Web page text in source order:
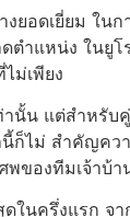
งยอดเยี่ยม ใ
าแหน่ง ในยูโ
ม่เพียง
นั้น แต่สําหรับ
นี้ก็ไม่ สําคัญคว
พของทีมเจ้าบ้า
ในครึ่งแรก จ